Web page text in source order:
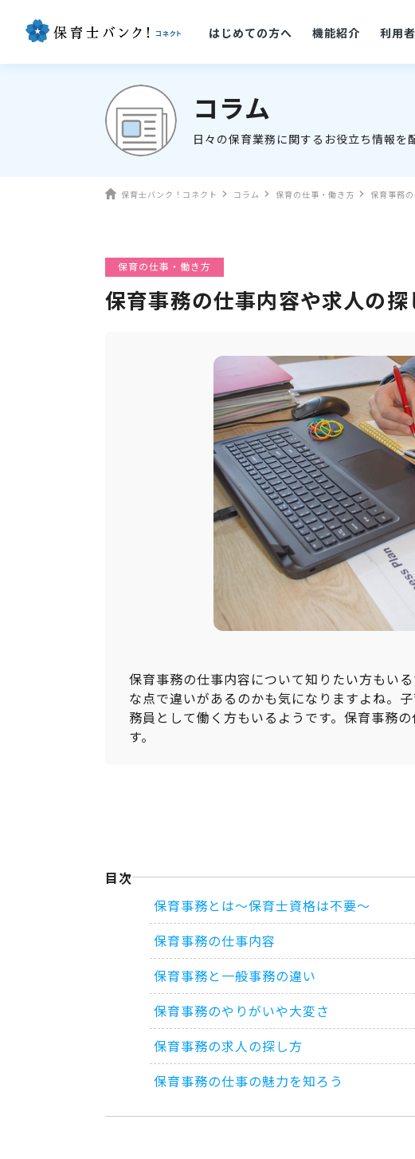
はじめての方へ 機能紹介 利用
コラム
日々の保育業務に関するお役立ち情報を
保育士バンク！コネクト コラム 保育の仕事・働き方 保育事務
保育の仕事・働き方
保育事務の仕事内容や求人の
保育事務の仕事内容について知りたい方もい
な点で違いがあるのかも気になりますよね。
務員として働く方もいるようです。保育事務
す。
目次
保育事務とは～保育士資格は不要～
保育事務の仕事内容
保育事務と一般事務の違い
保育事務のやりがいや大変さ
保育事務の求人の探し方
保育事務の仕事の魅力を知ろう